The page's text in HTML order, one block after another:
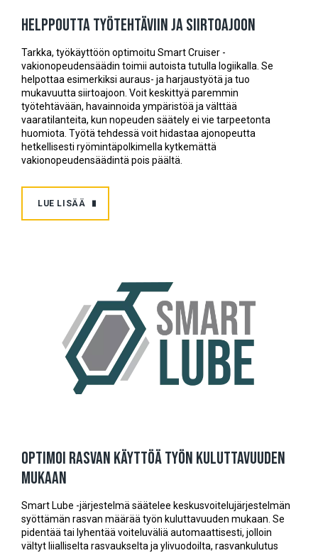
Helppoutta työtehtäviin ja siirtoajoon
Tarkka, työkäyttöön optimoitu Smart Cruiser -
vakionopeudensäädin toimii autoista tutulla logiikalla. Se
helpottaa esimerkiksi auraus- ja harjaustyötä ja tuo
mukavuutta siirtoajoon. Voit keskittyä paremmin
työtehtävään, havainnoida ympäristöä ja välttää
vaaratilanteita, kun nopeuden säätely ei vie tarpeetonta
huomiota. Työtä tehdessä voit hidastaa ajonopeutta
hetkellisesti ryömintäpolkimella kytkemättä
vakionopeudensäädintä pois päältä.
LUE LISÄÄ
Optimoi rasvan käyttöä työn kuluttavuuden
mukaan
Smart Lube -järjestelmä säätelee keskusvoitelujärjestelmän
syöttämän rasvan määrää työn kuluttavuuden mukaan. Se
pidentää tai lyhentää voiteluväliä automaattisesti, jolloin
vältyt liialliselta rasvaukselta ja ylivuodoilta, rasvankulutus